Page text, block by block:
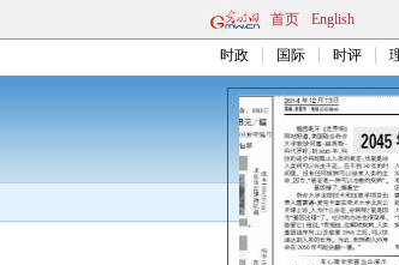
首页 English
时政 国际 时评